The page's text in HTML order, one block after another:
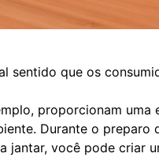
que os
proporcionam
Durante o
jantar, você pode criar